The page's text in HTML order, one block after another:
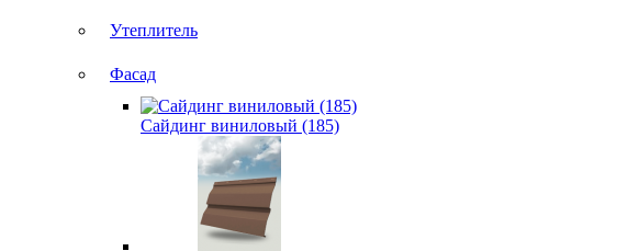
Утеплитель
Фасад
Сайдинг виниловый (185)